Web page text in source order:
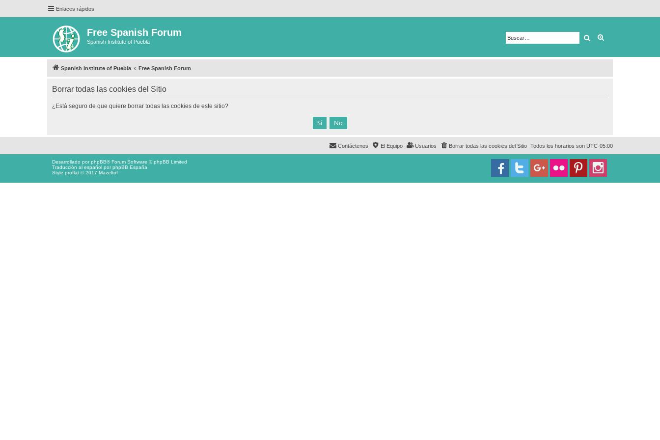
Enlaces rápidos
Free Spanish Forum
Spanish Institute of Puebla Buscar
Spanish Institute of Puebla Free Spanish Forum
Borrar todas las cookies del Sitio
¿Está seguro de que quiere borrar todas las cookies de este sitio?
Todos los horarios son UTC-05:00
Borrar todas las cookies del Sitio
Usuarios
El Equipo
Contáctenos
Desarrollado porphpBB® Forum Software © phpBB Limited
Traducción al español porphpBB España
Style proflat © 2017 Mazeltof